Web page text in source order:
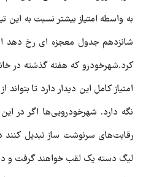
به واسطه امتیاز بیشتر نسبت به این
شانزدهم جدول معجزه ای رخ دهد
کرد.شهرخودرو که هفته گذشته در
امتیاز کامل این دیدار دارد تا
نگه دارد. شهرخودرویی‌ها اگر در
رقابت‌های سرنوشت ساز تبدیل
لیگ دسته یک لقب خواهند گرفت و دو